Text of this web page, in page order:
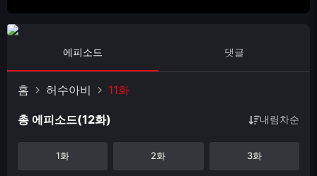
에피소드 댓글
홈 허수아비 11화
총 에피소드(12화) 내림차순
1화 2화 3화